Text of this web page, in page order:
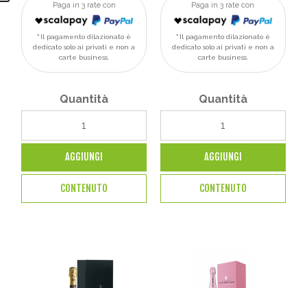
Paga in 3 rate con
Il pagamento dilazionato è
dedicato solo ai privati e non a
carte business.
Quantità
AGGIUNGI
CONTENUTO
Paga in 3 rate con
Il pagamento dilazionato è
dedicato solo ai privati e non a
carte business.
Quantità
AGGIUNGI
CONTENUTO